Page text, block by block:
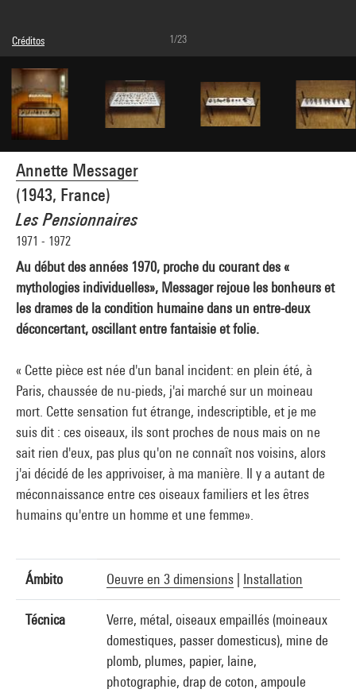
Annette Messager
(1943, France)
Les Pensionnaires
1971 - 1972
Au début des années 1970, proche du courant des «
mythologies individuelles», Messager rejoue les bonheurs et
les drames de la condition humaine dans un entre-deux
déconcertant, oscillant entre fantaisie et folie.
« Cette pièce est née d'un banal incident: en plein été, à
Paris, chaussée de nu-pieds, j'ai marché sur un moineau
mort. Cette sensation fut étrange, indescriptible, et je me
suis dit : ces oiseaux, ils sont proches de nous mais on ne
sait rien d'eux, pas plus qu'on ne connaît nos voisins, alors
j'ai décidé de les apprivoiser, à ma manière. Il y a autant de
méconnaissance entre ces oiseaux familiers et les êtres
humains qu'entre un homme et une femme».
Ámbito Oeuvre en 3 dimensions Installation
Técnica
Verre, métal, oiseaux empaillés (moineaux
domestiques, passer domesticus), mine de
plomb, plumes, papier, laine,
photographie, drap de coton, ampoule
Créditos
Leyenda : Détail, Vitrines centrales
© Adagp, Paris
Créditos fotográficos : Philippe Migeat - Centre Pompidou, MNAM-CCI
Referencia de la imagen : 4R11238 [2000 CX 0006]
Difusión de la imagen :GrandPalaisRmnPhoto
1/23